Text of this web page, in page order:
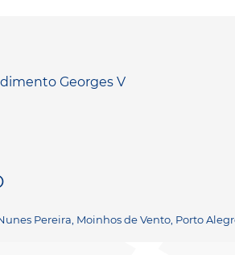
Pereira, Moinhos de Vento, Porto